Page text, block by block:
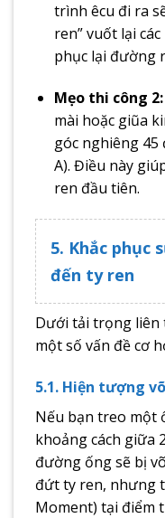
trình êcu đi ra
ren” vuốt lại
phục lại đường
Mẹo thi công 2:
mài hoặc giũa
góc nghiêng 45
A). Điều này
ren đầu tiên.
5. Khắc phục
đến ty ren
Dưới tải trọng liên
một số vấn đề cơ
5.1. Hiện tượng
Nếu bạn treo một
khoảng cách giữa
đường ống sẽ bị
đứt ty ren, nhưng
Moment) tại điểm